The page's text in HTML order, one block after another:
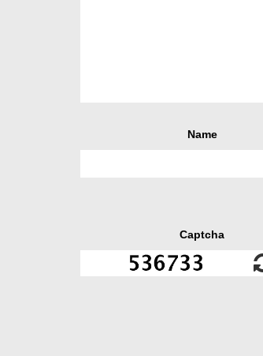
Name
Captcha